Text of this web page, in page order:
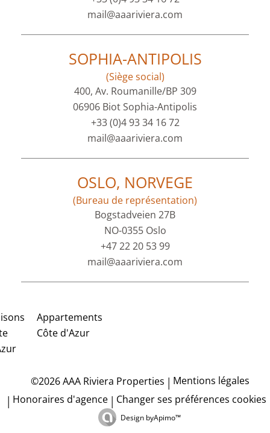
mail@aaariviera.com
SOPHIA-ANTIPOLIS
(Siège social)
400, Av. Roumanille/BP 309
06906 Biot Sophia-Antipolis
+33 (0)4 93 34 16 72
mail@aaariviera.com
OSLO, NORVEGE
(Bureau de représentation)
Bogstadveien 27B
NO-0355 Oslo
+47 22 20 53 99
mail@aaariviera.com
Appartements
Côte d'Azur
©2026 AAA Riviera Properties
Mentions légales
Honoraires d'agence
Changer ses préférences cookies
Design byApimo™